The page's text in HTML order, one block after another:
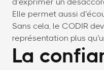
d’exprimer un
Elle permet aussi
Sans cela, le CODIR
représentation plus
La